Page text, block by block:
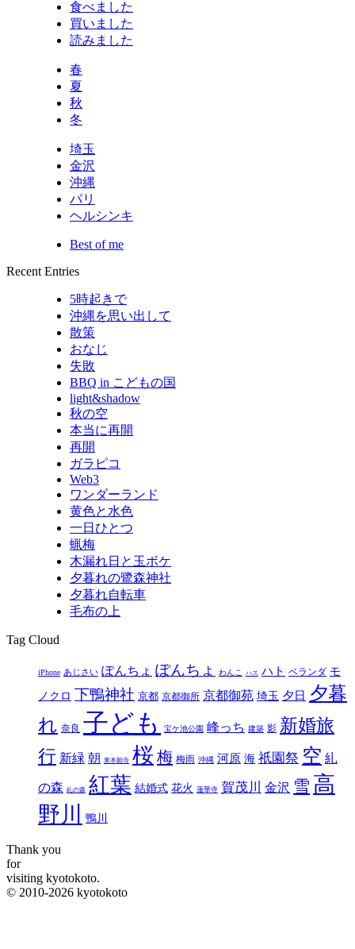
食べました
買いました
読みました
春
夏
秋
冬
埼玉
金沢
沖縄
パリ
ヘルシンキ
Best of me
Recent Entries
5時起きで
沖縄を思い出して
散策
おなじ
失敗
BBQ in こどもの国
light&shadow
秋の空
本当に再開
再開
ガラピコ
Web3
ワンダーランド
黄色と水色
一日ひとつ
蝋梅
木漏れ日と玉ボケ
夕暮れの鷺森神社
夕暮れ自転車
毛布の上
Tag Cloud
iPhone あじさい ぽんちょ ぽんちょ わんこ ハス ハト ベランダ モ
ノクロ 下鴨神社 京都 京都御所 京都御苑 埼玉 夕日 夕暮
れ 奈良 子ども 宝ケ池公園 峰っち 建築 影 新婚旅
行 新緑 朝 東本願寺 桜 梅 梅雨 沖縄 河原 海 祇園祭 空 糺
の森 糺の森 紅葉 結婚式 花火 蓮華寺 賀茂川 金沢 雪 高
野川
鴨川
Thank you
for
visiting kyotokoto.
© 2010-2026 kyotokoto